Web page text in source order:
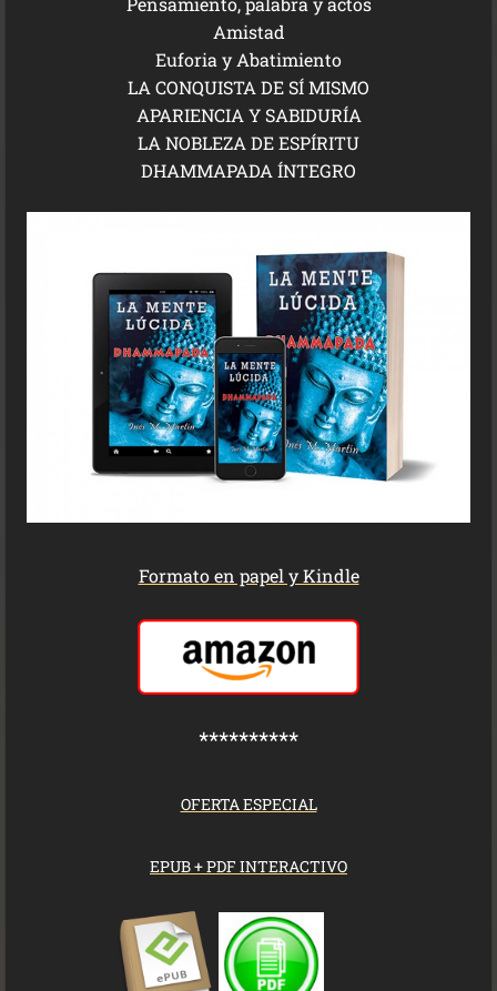
Amistad
Euforia y Abatimiento
LA CONQUISTA DE SÍ MISMO
APARIENCIA Y SABIDURÍA
LA NOBLEZA DE ESPÍRITU
DHAMMAPADA ÍNTEGRO
Formato en papel y Kindle
**********
OFERTA ESPECIAL
EPUB + PDF INTERACTIVO